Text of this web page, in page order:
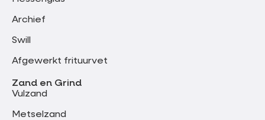
Archief
Swill
Afgewerkt frituurvet
Zand en Grind
Vulzand
Metselzand